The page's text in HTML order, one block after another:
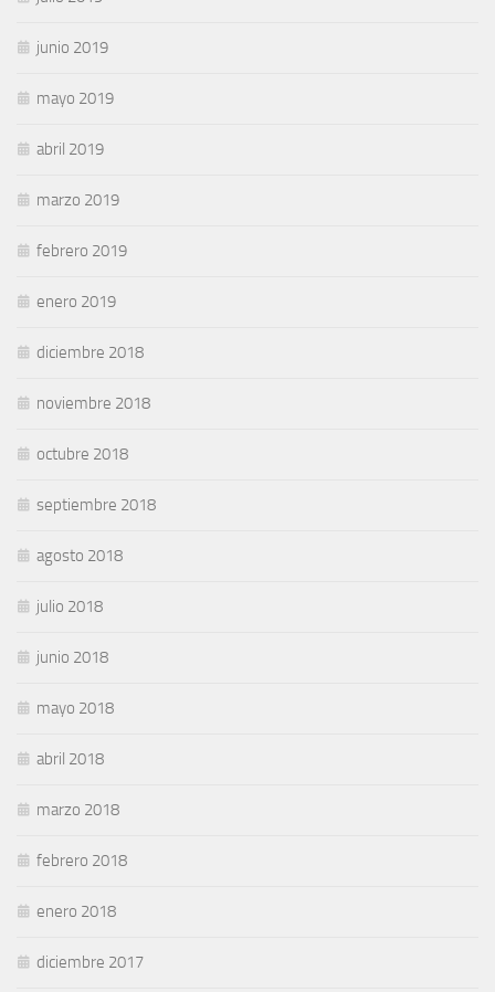
junio 2019
mayo 2019
abril 2019
marzo 2019
febrero 2019
enero 2019
diciembre 2018
noviembre 2018
octubre 2018
septiembre 2018
agosto 2018
julio 2018
junio 2018
mayo 2018
abril 2018
marzo 2018
febrero 2018
enero 2018
diciembre 2017